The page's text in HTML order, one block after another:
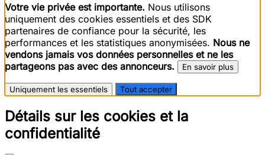
Votre vie privée est importante. Nous utilisons
uniquement des cookies essentiels et des SDK
partenaires de confiance pour la sécurité, les
performances et les statistiques anonymisées. Nous ne
vendons jamais vos données personnelles et ne les
partageons pas avec des annonceurs.
En savoir plus
Uniquement les essentiels Tout accepter
Détails sur les cookies et la
confidentialité